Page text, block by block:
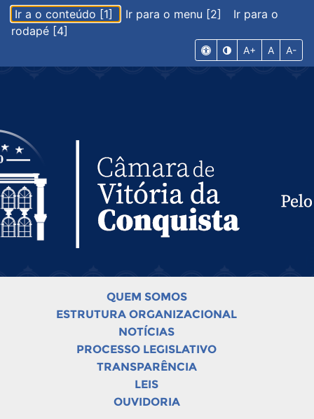
Ir a o conteúdo [1] Ir para o menu [2]
Ir para o
rodapé [4]
A+ A A-
QUEM SOMOS
ESTRUTURA ORGANIZACIONAL
NOTÍCIAS
PROCESSO LEGISLATIVO
TRANSPARÊNCIA
LEIS
OUVIDORIA